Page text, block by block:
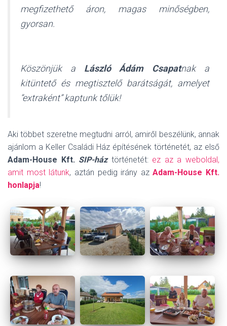
megfizethető áron, magas minőségben,
gyorsan.
Köszönjük a László Ádám Csapatnak a
kitüntető és megtisztelő barátságát, amelyet
“extraként” kaptunk tőlük!
Aki többet szeretne megtudni arról, amiről beszélünk, annak
ajánlom a Keller Családi Ház építésének történetét, az első
Adam-House Kft. SIP-háztörténetét: ez az a weboldal,
amit most látunk, aztán pedig irány az Adam-House Kft.
honlapja!